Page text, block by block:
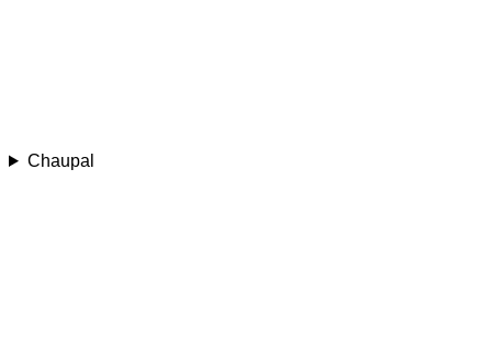
Chaupal